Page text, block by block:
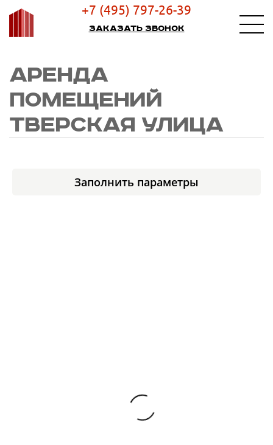
+7 (495) 797-26-39
Заказать звонок
АРЕНДА
ПОМЕЩЕНИЙ
ТВЕРСКАЯ УЛИЦА
Заполнить параметры